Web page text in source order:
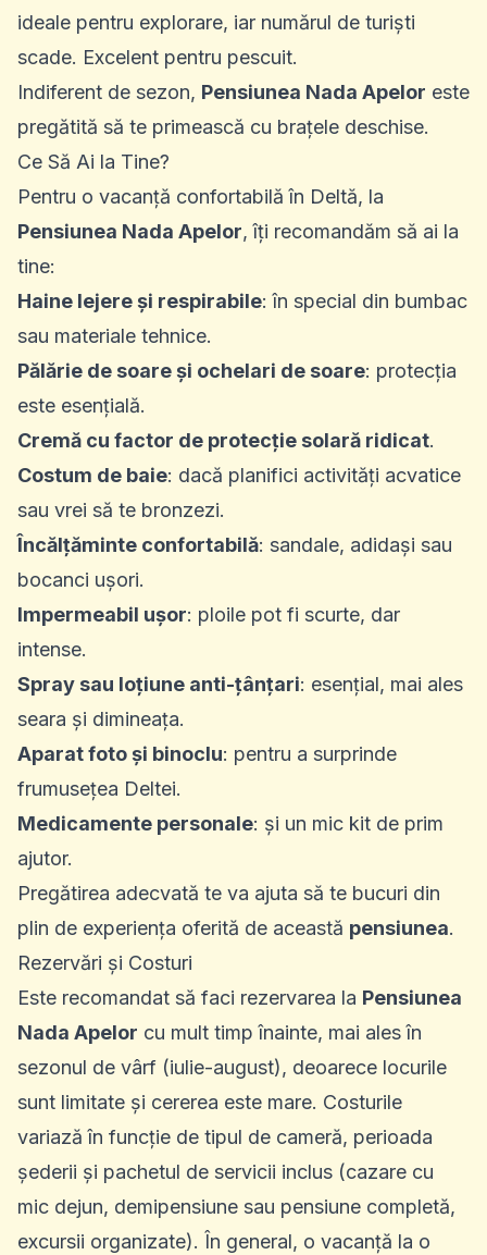
ideale pentru explorare, iar numărul de turiști
scade. Excelent pentru pescuit.
Indiferent de sezon, Pensiunea Nada Apelor este
pregătită să te primească cu brațele deschise.
Ce Să Ai la Tine?
Pentru o vacanță confortabilă în Deltă, la
Pensiunea Nada Apelor, îți recomandăm să ai la
tine:
Haine lejere și respirabile: în special din bumbac
sau materiale tehnice.
Pălărie de soare și ochelari de soare: protecția
este esențială.
Cremă cu factor de protecție solară ridicat.
Costum de baie: dacă planifici activități acvatice
sau vrei să te bronzezi.
Încălțăminte confortabilă: sandale, adidași sau
bocanci ușori.
Impermeabil ușor: ploile pot fi scurte, dar
intense.
Spray sau loțiune anti-țânțari: esențial, mai ales
seara și dimineața.
Aparat foto și binoclu: pentru a surprinde
frumusețea Deltei.
Medicamente personale: și un mic kit de prim
ajutor.
Pregătirea adecvată te va ajuta să te bucuri din
plin de experiența oferită de această pensiunea.
Rezervări și Costuri
Este recomandat să faci rezervarea la Pensiunea
Nada Apelor cu mult timp înainte, mai ales în
sezonul de vârf (iulie-august), deoarece locurile
sunt limitate și cererea este mare. Costurile
variază în funcție de tipul de cameră, perioada
șederii și pachetul de servicii inclus (cazare cu
mic dejun, demipensiune sau pensiune completă,
excursii organizate). În general, o vacanță la o